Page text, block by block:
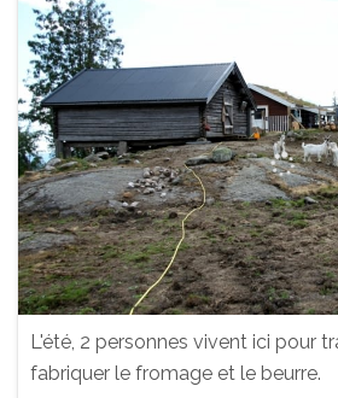
L'été, 2 personnes vivent ici pour
fabriquer le fromage et le beurre.